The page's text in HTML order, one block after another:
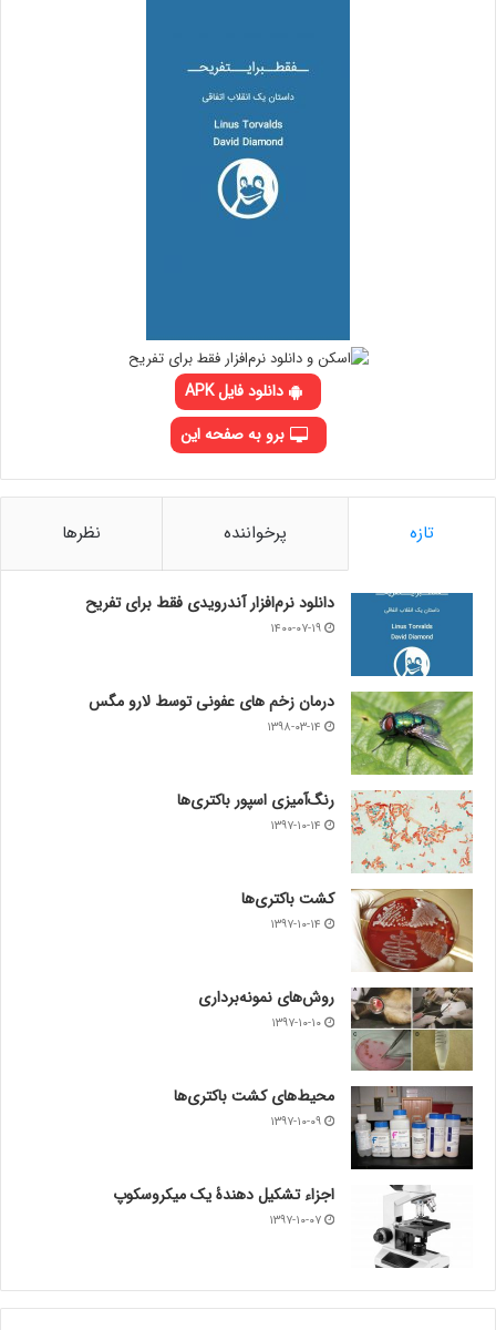
دانلود فایل APK
برو به صفحه این
تازه پرخواننده نظرها
دانلود نرم‌افزار آندرویدی فقط برای تفریح
۱۴۰۰-۰۷-۱۹
درمان زخم های عفونی توسط لارو مگس
۱۳۹۸-۰۳-۱۴
رنگ‌آمیزی اسپور باکتری‌ها
۱۳۹۷-۱۰-۱۴
کشت باکتری‌ها
۱۳۹۷-۱۰-۱۴
روش‌های نمونه‌برداری
۱۳۹۷-۱۰-۱۰
محیط‌های کشت باکتری‌ها
۱۳۹۷-۱۰-۰۹
اجزاء تشکیل دهندۀ یک میکروسکوپ
۱۳۹۷-۱۰-۰۷